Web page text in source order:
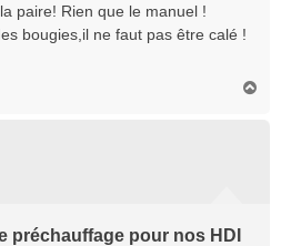
paire! Rien que le manuel !
bougies,il ne faut pas être calé !
préchauffage pour nos HDI